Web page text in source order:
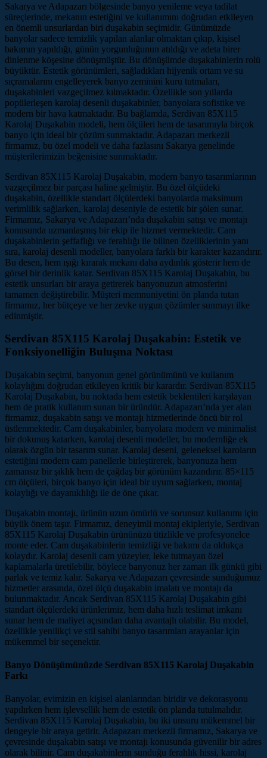
Sakarya ve Adapazarı bölgesinde banyo yenileme veya tadilat
süreçlerinde, mekanın estetiğini ve kullanımını doğrudan etkileyen
en önemli unsurlardan biri duşakabin seçimidir. Günümüzde
banyolar sadece temizlik yapılan alanlar olmaktan çıkıp, kişisel
bakımın yapıldığı, günün yorgunluğunun atıldığı ve adeta birer
dinlenme köşesine dönüşmüştür. Bu dönüşümde duşakabinlerin rolü
büyüktür. Estetik görünümleri, sağladıkları hijyenik ortam ve su
sıçramalarını engelleyerek banyo zeminini kuru tutmaları,
duşakabinleri vazgeçilmez kılmaktadır. Özellikle son yıllarda
popülerleşen karolaj desenli duşakabinler, banyolara sofistike ve
modern bir hava katmaktadır. Bu bağlamda, Serdivan 85X115
Karolaj Duşakabin modeli, hem ölçüleri hem de tasarımıyla birçok
banyo için ideal bir çözüm sunmaktadır. Adapazarı merkezli
firmamız, bu özel modeli ve daha fazlasını Sakarya genelinde
müşterilerimizin beğenisine sunmaktadır.
Serdivan 85X115 Karolaj Duşakabin, modern banyo tasarımlarının
vazgeçilmez bir parçası haline gelmiştir. Bu özel ölçüdeki
duşakabin, özellikle standart ölçülerdeki banyolarda maksimum
verimlilik sağlarken, karolaj deseniyle de estetik bir şölen sunar.
Firmamız, Sakarya ve Adapazarı’nda duşakabin satışı ve montajı
konusunda uzmanlaşmış bir ekip ile hizmet vermektedir. Cam
duşakabinlerin şeffaflığı ve ferahlığı ile bilinen özelliklerinin yanı
sıra, karolaj desenli modeller, banyolara farklı bir karakter kazandırır.
Bu desen, hem ışığı kırarak mekanı daha aydınlık gösterir hem de
görsel bir derinlik katar. Serdivan 85X115 Karolaj Duşakabin, bu
estetik unsurları bir araya getirerek banyonuzun atmosferini
tamamen değiştirebilir. Müşteri memnuniyetini ön planda tutan
firmamız, her bütçeye ve her zevke uygun çözümler sunmayı ilke
edinmiştir.
Serdivan 85X115 Karolaj Duşakabin: Estetik ve
Fonksiyonelliğin Buluşma Noktası
Duşakabin seçimi, banyonun genel görünümünü ve kullanım
kolaylığını doğrudan etkileyen kritik bir karardır. Serdivan 85X115
Karolaj Duşakabin, bu noktada hem estetik beklentileri karşılayan
hem de pratik kullanım sunan bir üründür. Adapazarı’nda yer alan
firmamız, duşakabin satışı ve montajı hizmetlerinde öncü bir rol
üstlenmektedir. Cam duşakabinler, banyolara modern ve minimalist
bir dokunuş katarken, karolaj desenli modeller, bu modernliğe ek
olarak özgün bir tasarım sunar. Karolaj deseni, geleneksel karoların
estetiğini modern cam panellerle birleştirerek, banyonuza hem
zamansız bir şıklık hem de çağdaş bir görünüm kazandırır. 85×115
cm ölçüleri, birçok banyo için ideal bir uyum sağlarken, montaj
kolaylığı ve dayanıklılığı ile de öne çıkar.
Duşakabin montajı, ürünün uzun ömürlü ve sorunsuz kullanımı için
büyük önem taşır. Firmamız, deneyimli montaj ekipleriyle, Serdivan
85X115 Karolaj Duşakabin ürününüzü titizlikle ve profesyonelce
monte eder. Cam duşakabinlerin temizliği ve bakımı da oldukça
kolaydır. Karolaj desenli cam yüzeyler, leke tutmayan özel
kaplamalarla üretilebilir, böylece banyonuz her zaman ilk günkü gibi
parlak ve temiz kalır. Sakarya ve Adapazarı çevresinde sunduğumuz
hizmetler arasında, özel ölçü duşakabin imalatı ve montajı da
bulunmaktadır. Ancak Serdivan 85X115 Karolaj Duşakabin gibi
standart ölçülerdeki ürünlerimiz, hem daha hızlı teslimat imkanı
sunar hem de maliyet açısından daha avantajlı olabilir. Bu model,
özellikle yenilikçi ve stil sahibi banyo tasarımları arayanlar için
mükemmel bir seçenektir.
Banyo Dönüşümünüzde Serdivan 85X115 Karolaj Duşakabin
Farkı
Banyolar, evimizin en kişisel alanlarından biridir ve dekorasyonu
yapılırken hem işlevsellik hem de estetik ön planda tutulmalıdır.
Serdivan 85X115 Karolaj Duşakabin, bu iki unsuru mükemmel bir
dengeyle bir araya getirir. Adapazarı merkezli firmamız, Sakarya ve
çevresinde duşakabin satışı ve montajı konusunda güvenilir bir adres
olarak bilinir. Cam duşakabinlerin sunduğu ferahlık hissi, karolaj